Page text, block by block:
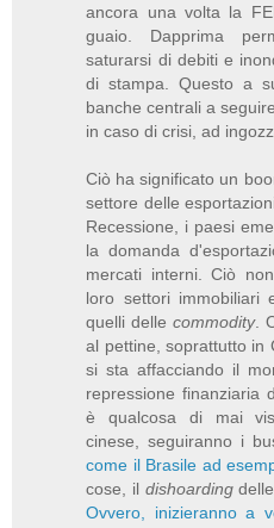
ancora una volta la
guaio. Dapprima
saturarsi di debiti e
di stampa. Questo a
banche centrali a
in caso di crisi, ad
Ciò ha significato un
settore delle
Recessione, i paesi
la domanda
mercati interni. Ciò
loro settori immobiliari
quelli dellecommodity.
al pettine, soprattutto in
si sta affacciando il
repressione finanziaria
è qualcosa di mai
cinese, seguiranno i
come il Brasile ad
cose, il dishoardingdelle
Ovvero, inizieranno a